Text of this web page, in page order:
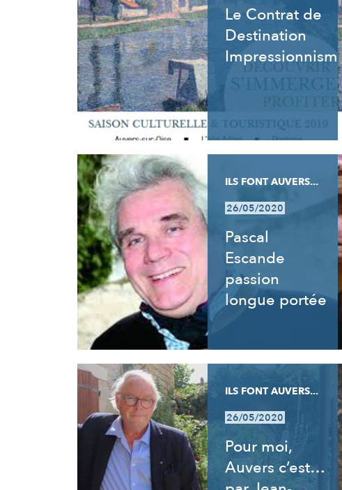
Le Contrat de
Destination
ILS FONT AUVERS...
26/05/2020
Pascal
Escande
passion
longue portée
ILS FONT AUVERS...
26/05/2020
Pour moi,
Auvers c’est…